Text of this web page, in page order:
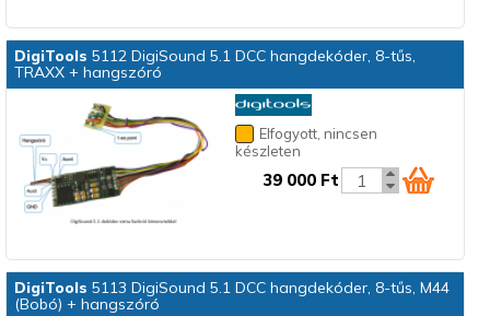
DigiTools 5112 DigiSound 5.1 DCC hangdekóder, 8-tűs,
TRAXX + hangszóró
Elfogyott, nincsen
készleten
39 000 Ft
DigiTools 5113 DigiSound 5.1 DCC hangdekóder, 8-tűs, M44
(Bobó) + hangszóró